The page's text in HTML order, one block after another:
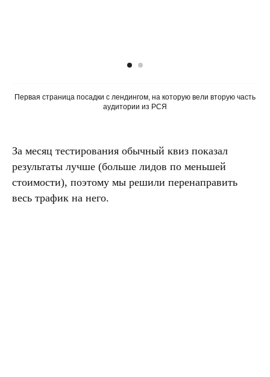
Первая страница посадки с лендингом, на которую вели вторую часть
аудитории из РСЯ
За месяц тестирования обычный квиз показал
результаты лучше (больше лидов по меньшей
стоимости), поэтому мы решили перенаправить
весь трафик на него.